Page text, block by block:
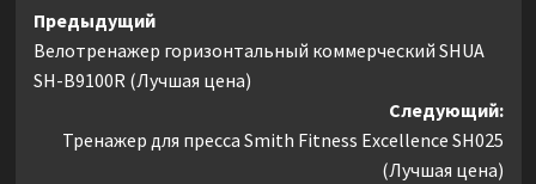
Навигация
записи
Предыдущий
Велотренажер горизонтальный коммерческий SHUA
SH-B9100R (Лучшая цена)
Следующий:
Тренажер для пресса Smith Fitness Excellence SH025
(Лучшая цена)